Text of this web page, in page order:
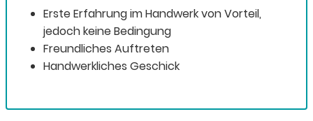
Erste Erfahrung im Handwerk von Vorteil,
jedoch keine Bedingung
Freundliches Auftreten
Handwerkliches Geschick